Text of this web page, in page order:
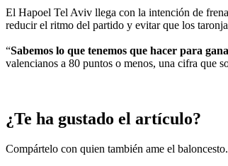
El Hapoel Tel Aviv llega con la intención de
reducir el ritmo del partido y evitar que los
“Sabemos lo que tenemos que hacer para
valencianos a 80 puntos o menos, una cifra que
¿Te ha gustado el artículo?
Compártelo con quien también ame el baloncesto.